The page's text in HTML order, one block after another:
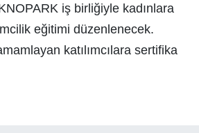
iş birliğiyle kadınlara
eğitimi düzenlenecek.
katılımcılara sertifika